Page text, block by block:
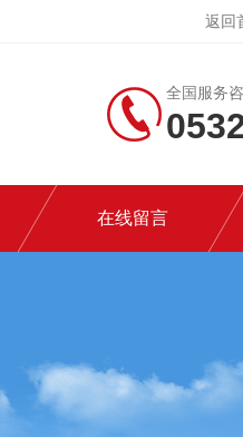
返回
全国服务
在线留言